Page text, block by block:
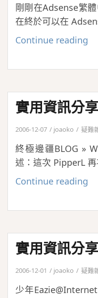
–
卷
剛剛在Adsense繁
在終於可以在
Continue reading
於
正
支
援
繁
實用資訊分
2006-12-07 joaoko 疑難
終極邊疆BLOG »
述：這次 PipperL
Continue reading
資
分
享
分
享
實用資訊分
2006-12-01 joaoko 疑難
少年